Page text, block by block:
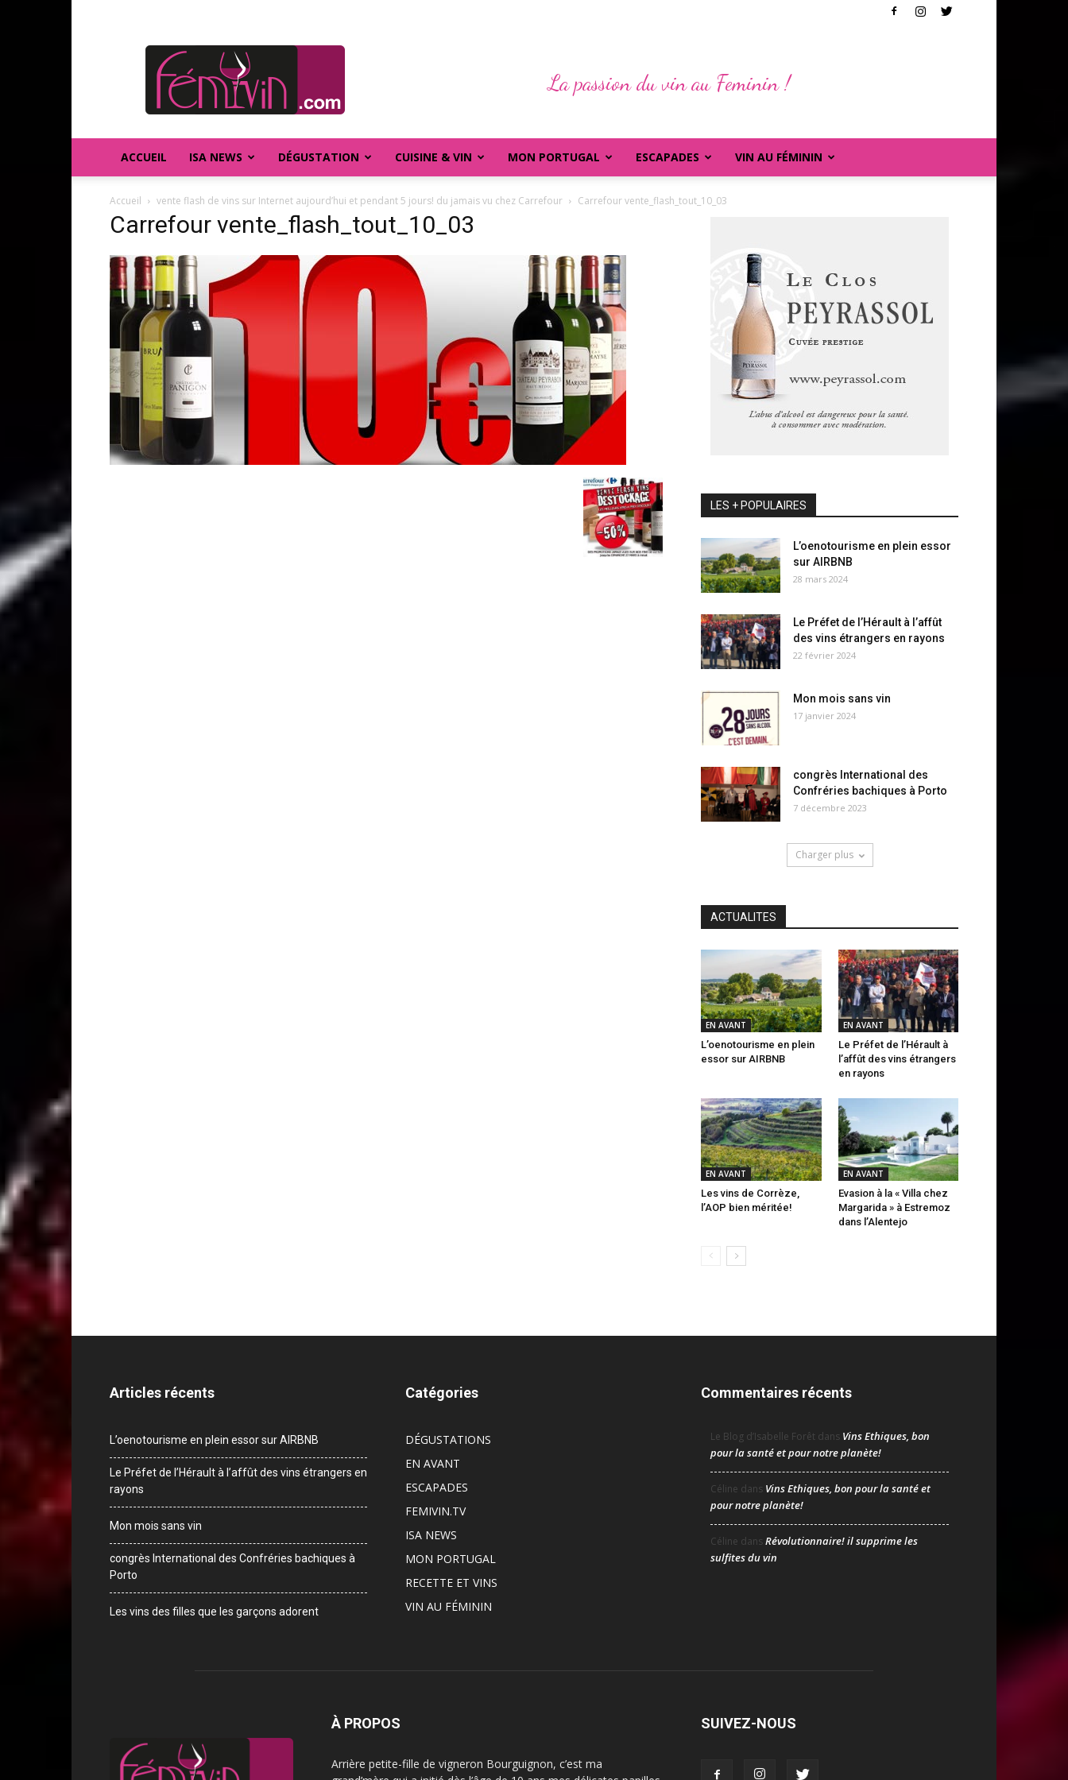
FEMIVIN
La passion du vin au Feminin !
ACCUEIL ISA NEWS DÉGUSTATION CUISINE & VIN MON PORTUGAL ESCAPADES VIN AU FÉMININ
Accueil vente flash de vins sur Internet aujourd’hui et pendant 5 jours! du jamais vu chez Carrefour Carrefour vente_flash_tout_10_03
Carrefour vente_flash_tout_10_03
LES + POPULAIRES
L’oenotourisme en plein essor
sur AIRBNB
28 mars 2024
Le Préfet de l’Hérault à l’affût
des vins étrangers en rayons
22 février 2024
Mon mois sans vin
17 janvier 2024
congrès International des
Confréries bachiques à Porto
7 décembre 2023
Charger plus
ACTUALITES
EN AVANT
L’oenotourisme en plein
essor sur AIRBNB
EN AVANT
Le Préfet de l’Hérault à
l’affût des vins étrangers
en rayons
EN AVANT
Les vins de Corrèze,
l’AOP bien méritée!
EN AVANT
Evasion à la « Villa chez
Margarida » à Estremoz
dans l’Alentejo
Articles récents
L’oenotourisme en plein essor sur AIRBNB
Le Préfet de l’Hérault à l’affût des vins étrangers en
rayons
Mon mois sans vin
congrès International des Confréries bachiques à
Porto
Les vins des filles que les garçons adorent
Catégories
DÉGUSTATIONS
EN AVANT
ESCAPADES
FEMIVIN.TV
ISA NEWS
MON PORTUGAL
RECETTE ET VINS
VIN AU FÉMININ
Commentaires récents
Le Blog d’Isabelle Forêt dans Vins Ethiques, bon
pour la santé et pour notre planète!
Céline dans Vins Ethiques, bon pour la santé et
pour notre planète!
Céline dansRévolutionnaire! il supprime les
sulfites du vin
À PROPOS
Arrière petite-fille de vigneron Bourguignon, c’est ma
SUIVEZ-NOUS